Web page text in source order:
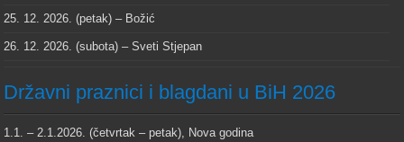
25. 12. 2026. (petak) – Božić
26. 12. 2026. (subota) – Sveti Stjepan
Državni praznici i blagdani u BiH 2026
1.1. – 2.1.2026. (četvrtak – petak), Nova godina